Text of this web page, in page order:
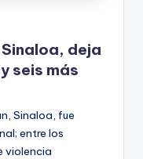
deja
seis más
Sinaloa, fue
entre los
violencia